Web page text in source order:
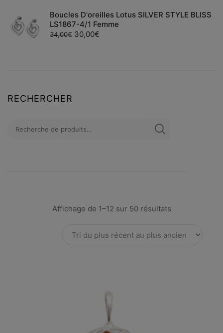
Boucles D'oreilles Lotus SILVER STYLE BLISS
LS1867-4/1 Femme
34,00€ 30,00€
RECHERCHER
Affichage de 1–12 sur 50 résultats